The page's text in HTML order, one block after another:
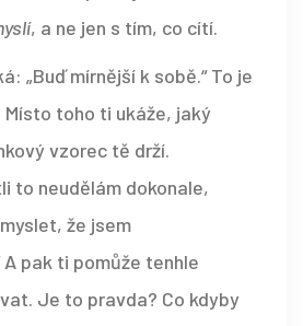
, a ne jen s tím, co cítí.
„Buď mírnější k sobě.“ To je
toho ti ukáže, jaký
vzorec tě drží.
to neudělám dokonale,
že jsem
pak ti pomůže tenhle
Je to pravda? Co kdyby